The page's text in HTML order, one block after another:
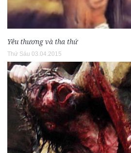
Yêu thương và tha thứ
Thứ Sáu 03.04.2015